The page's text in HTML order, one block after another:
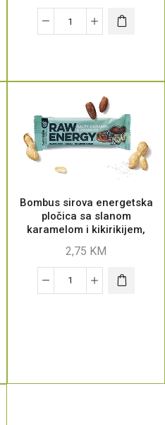
Bombus sirova energetska
pločica sa slanom
karamelom i kikirikijem,
2,75 KM